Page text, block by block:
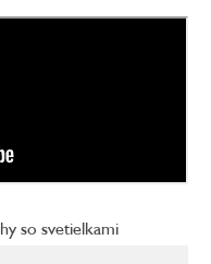
so svetielkami